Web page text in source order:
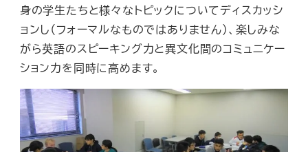
身の学生たちと様々なトピックについてディスカッシ
ョンし（フォーマルなものではありません）、楽しみな
がら英語のスピーキング力と異文化間のコミュニケー
ション力を同時に高めます。